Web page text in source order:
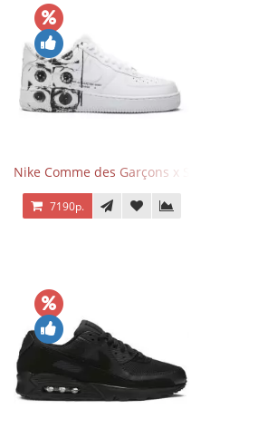
Nike Comme des Garçons x Supreme x Air
7190р.